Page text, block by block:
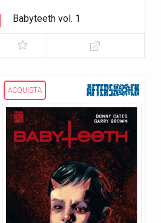
Babyteeth vol. 1
ACQUISTA